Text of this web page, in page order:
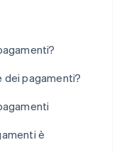
dei pagamenti?
è